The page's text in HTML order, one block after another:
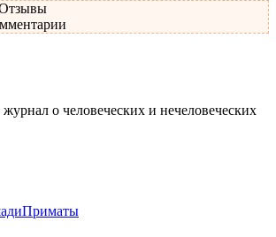
о человеческих и нечеловеческих
Приматы